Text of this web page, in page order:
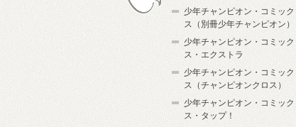
少年チャンピオン・コミック
ス（別冊少年チャンピオン）
少年チャンピオン・コミック
ス・エクストラ
少年チャンピオン・コミック
ス（チャンピオンクロス）
少年チャンピオン・コミック
ス・タップ！